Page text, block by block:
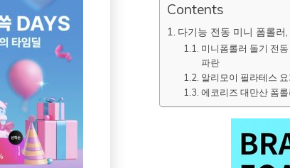
Contents
다기능 전동 미니 폼롤
미니폼롤러 돌기 전
파란
알리모이 필라테스
에코리즈 대만산 폼